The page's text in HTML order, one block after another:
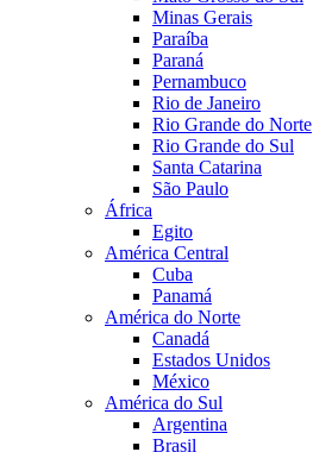
Minas Gerais
Paraíba
Paraná
Pernambuco
Rio de Janeiro
Rio Grande do Norte
Rio Grande do Sul
Santa Catarina
São Paulo
África
Egito
América Central
Cuba
Panamá
América do Norte
Canadá
Estados Unidos
México
América do Sul
Argentina
Brasil